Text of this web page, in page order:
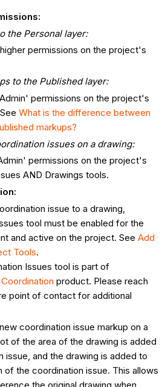
the Personal layer:
permissions on the project's
to the Published layer:
permissions on the project's
What is the difference between
markups?
issues on a drawing:
permissions on the project's
AND Drawings tools.
issue to a drawing,
tool must be enabled for the
and active on the project. SeeAdd
Tools.
Issues tool is part of
product. Please reach
point of contact for additional
coordination issue markup on a
of the area of the drawing is added
issue, and the drawing is added to
the coordination issue. This allows